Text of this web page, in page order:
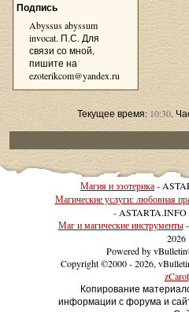
Подпись
Abyssus abyssum
invocat. П.С. Для
связи со мной,
пишите на
ezoterikcom@yandex.ru
Текущее время:10:30.
Магия и эзотерика-
Магические услуги: любовная
- ASTARTA.INFO
Маг и магические инструменты-
2026
Powered by
Copyright ©2000 - 2026,
zCarot
Копирование
информации с форума и